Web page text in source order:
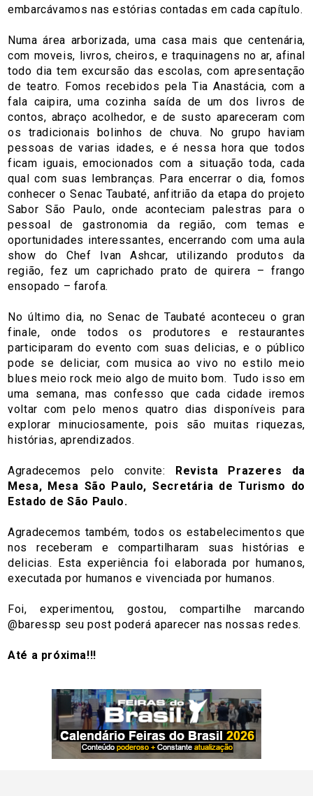
embarcávamos nas estórias contadas em cada capítulo.
Numa área arborizada, uma casa mais que centenária,
com moveis, livros, cheiros, e traquinagens no ar, afinal
todo dia tem excursão das escolas, com apresentação
de teatro. Fomos recebidos pela Tia Anastácia, com a
fala caipira, uma cozinha saída de um dos livros de
contos, abraço acolhedor, e de susto apareceram com
os tradicionais bolinhos de chuva. No grupo haviam
pessoas de varias idades, e é nessa hora que todos
ficam iguais, emocionados com a situação toda, cada
qual com suas lembranças. Para encerrar o dia, fomos
conhecer o Senac Taubaté, anfitrião da etapa do projeto
Sabor São Paulo, onde aconteciam palestras para o
pessoal de gastronomia da região, com temas e
oportunidades interessantes, encerrando com uma aula
show do Chef Ivan Ashcar, utilizando produtos da
região, fez um caprichado prato de quirera – frango
ensopado – farofa.
No último dia, no Senac de Taubaté aconteceu o gran
finale, onde todos os produtores e restaurantes
participaram do evento com suas delicias, e o público
pode se deliciar, com musica ao vivo no estilo meio
blues meio rock meio algo de muito bom. Tudo isso em
uma semana, mas confesso que cada cidade iremos
voltar com pelo menos quatro dias disponíveis para
explorar minuciosamente, pois são muitas riquezas,
histórias, aprendizados.
Agradecemos pelo convite: Revista Prazeres da
Mesa, Mesa São Paulo, Secretária de Turismo do
Estado de São Paulo.
Agradecemos também, todos os estabelecimentos que
nos receberam e compartilharam suas histórias e
delicias. Esta experiência foi elaborada por humanos,
executada por humanos e vivenciada por humanos.
Foi, experimentou, gostou, compartilhe marcando
@baressp seu post poderá aparecer nas nossas redes.
Até a próxima!!!